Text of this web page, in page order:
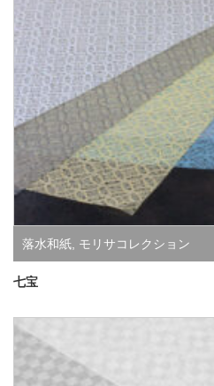
落水和紙, モリサコレクション
七宝